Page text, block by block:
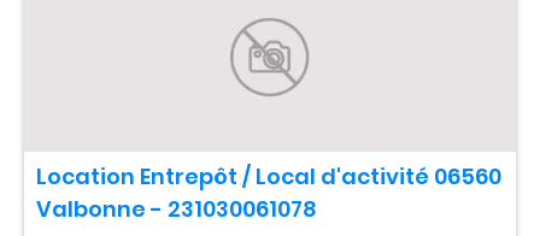
Location Entrepôt / Local d'activité 06560
Valbonne - 231030061078